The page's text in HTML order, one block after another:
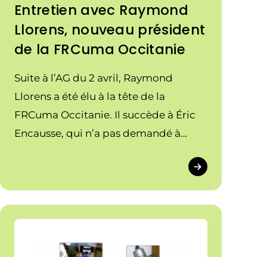
Entretien avec Raymond
Llorens, nouveau président
de la FRCuma Occitanie
Suite à l’AG du 2 avril, Raymond
Llorens a été élu à la tête de la
FRCuma Occitanie. Il succède à Éric
Encausse, qui n’a pas demandé à
dans un nouveau projet professionnel.